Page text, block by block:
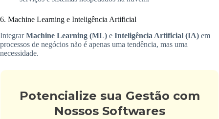
6. Machine Learning e Inteligência Artificial
IntegrarMachine Learning (ML) e Inteligência Artificial (IA) em
processos de negócios não é apenas uma tendência, mas uma
necessidade.
Potencialize sua Gestão com
Nossos Softwares